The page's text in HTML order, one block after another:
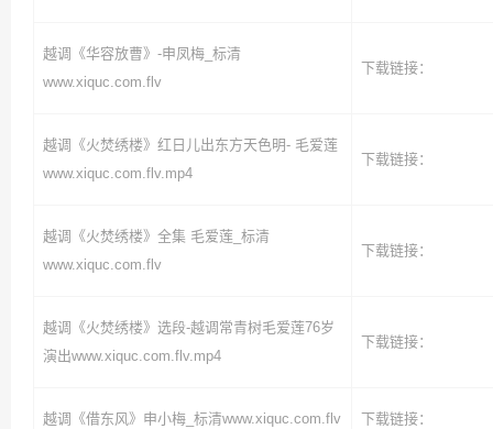
越调《华容放曹》-申凤梅_标清
www.xiquc.com.flv
下载链接：
越调《火焚绣楼》红日儿出东方天色明- 毛爱莲
www.xiquc.com.flv.mp4
下载链接：
越调《火焚绣楼》全集 毛爱莲_标清
www.xiquc.com.flv
下载链接：
越调《火焚绣楼》选段-越调常青树毛爱莲76岁
演出www.xiquc.com.flv.mp4
下载链接：
越调《借东风》申小梅_标清www.xiquc.com.flv 下载链接：